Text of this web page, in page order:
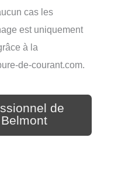
cas les
est uniquement
à la
de-courant.com.
de